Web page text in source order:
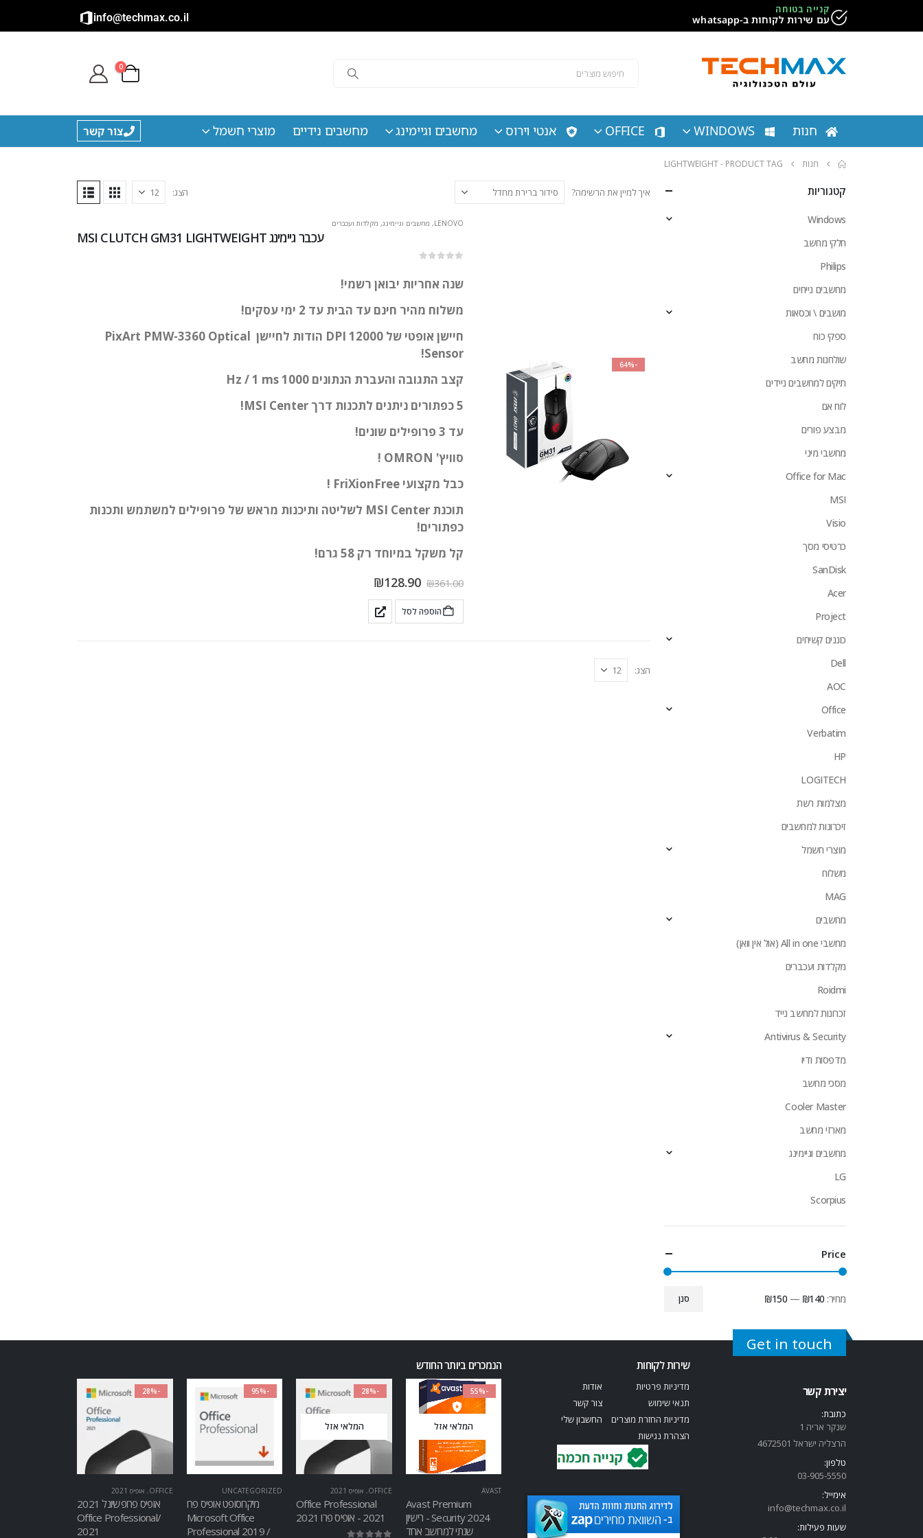
קנייה בטוחה
עם שירות לקוחות ב-whatsapp info@techmax.co.il
0
חנות WINDOWS
OFFICE אנטי וירוס מחשבים וגיימינג מחשבים נידיים מוצרי חשמל צור קשר
חנות PRODUCT TAG -
LIGHTWEIGHT
איך למיין את הרשימה? הצג:
-64%
LENOVO
, מחשבים וגיימינג, מקלדות ועכברים
עכבר גיימינג MSI CLUTCH GM31 LIGHTWEIGHT
שנה אחריות יבואן רשמי!
משלוח מהיר חינם עד הבית עד 2 ימי עסקים!
חיישן אופטי של 12000 DPI הודות לחיישן PixArt PMW-3360 Optical
Sensor!
קצב התגובה והעברת הנתונים 1000 Hz / 1 ms
5 כפתורים ניתנים לתכנות דרך MSI Center!
עד 3 פרופילים שונים!
סוויץ' OMRON !
כבל מקצועי FriXionFree !
תוכנת MSI Center לשליטה ותיכנות מראש של פרופילים למשתמש ותכנות
כפתורים!
קל משקל במיוחד רק 58 גרם!
₪361.00
₪128.90
הוספה לסל
הצג:
קטגוריות
Windows
חלקי מחשב
Philips
מחשבים נייחים
מושבים \ וכסאות
ספקי כוח
שולחנות מחשב
תיקים למחשבים ניידים
לוח אם
מבצע פורים
מחשבי מיני
Office for Mac
MSI
Visio
כרטיסי מסך
SanDisk
Acer
Project
כוננים קשיחים
Dell
AOC
Office
Verbatim
HP
LOGITECH
מצלמות רשת
זיכרונות למחשבים
מוצרי חשמל
משלוח
MAG
מחשבים
מחשבי All in one (אול אין וואן)
מקלדות ועכברים
Roidmi
זכרונות למחשב נייד
Antivirus & Security
מדפסות ודיו
מסכי מחשב
Cooler Master
מארזי מחשב
מחשבים וגיימינג
LG
Scorpius
Price
סנן מחיר: ₪140
—
₪150
Get in touch
יצירת קשר
כתובת:
שנקר אריה 1
הרצליה ישראל 4672501
טלפון:
03-905-5550
אימייל:
info@techmax.co.il
שעות פעילות:
שירות לקוחות
מדיניות פרטיות
תנאי שימוש
מדיניות החזרת מוצרים
הצהרת נגישות
אודות
צור קשר
החשבון שלי
הנמכרים ביותר החודש
-55%
המלאי אזל
AVAST
Avast Premium
Security 2024 - רישיון
שנתי למחשב אחד
-28%
המלאי אזל
OFFICE
, אופיס 2021
Office Professional
2021 - אופיס פרו 2021
-95%
UNCATEGORIZED
מיקרוסופט אופיס פרו
Microsoft Office
Professional 2019 /
-28%
OFFICE
, אופיס 2021
אופיס פרופשיונל 2021
/Office Professional
2021